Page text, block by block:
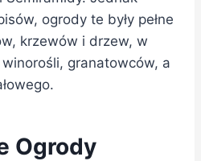
ogrody te były pełne
krzewów i drzew, w
granatowców, a
Ogrody